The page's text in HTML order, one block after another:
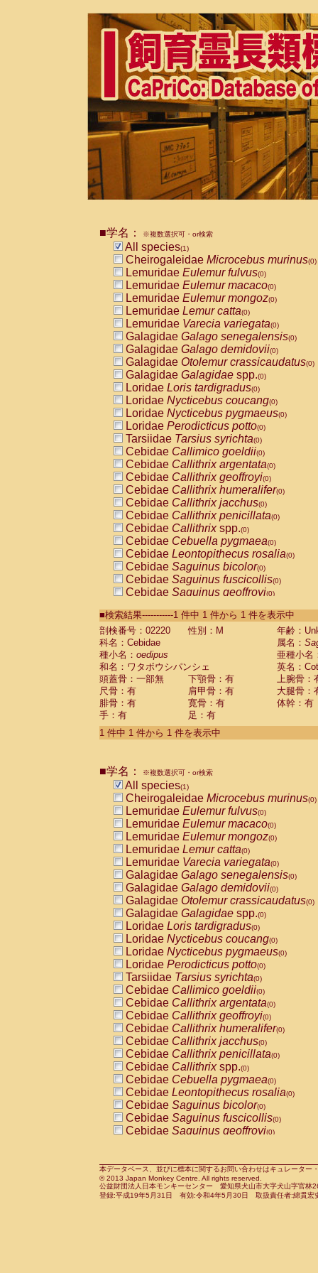
■学名： ※複数選択可・or検索
All species(1)
Cheirogaleidae Microcebus murinus(0)
Lemuridae Eulemur fulvus(0)
Lemuridae Eulemur macaco(0)
Lemuridae Eulemur mongoz(0)
Lemuridae Lemur catta(0)
Lemuridae Varecia variegata(0)
Galagidae Galago senegalensis(0)
Galagidae Galago demidovii(0)
Galagidae Otolemur crassicaudatus(0)
Galagidae Galagidae spp.(0)
Loridae Loris tardigradus(0)
Loridae Nycticebus coucang(0)
Loridae Nycticebus pygmaeus(0)
Loridae Perodicticus potto(0)
Tarsiidae Tarsius syrichta(0)
Cebidae Callimico goeldii(0)
Cebidae Callithrix argentata(0)
Cebidae Callithrix geoffroyi(0)
Cebidae Callithrix humeralifer(0)
Cebidae Callithrix jacchus(0)
Cebidae Callithrix penicillata(0)
Cebidae Callithrixspp.(0)
Cebidae Cebuella pygmaea(0)
Cebidae Leontopithecus rosalia(0)
Cebidae Saguinus bicolor(0)
Cebidae Saguinus fuscicollis(0)
Cebidae Saguinus geoffroyi(0)
CebidaeSaguinus labiatus(0)
Cebidae Saguinus leucopus (0)
Cebidae
Cebidae
CebidaeSaguinus nigricollis (0)
Cebidae Saguinus oedipus
Cebidae Saguinus weddelli
Cebidae Saguinusspp.
Cebidae Aotus trivirgatus
Cebidae Cebus albifrons
CebidaeCebus nigrivittatus
CebidaeCebus
CebidaeSaimiri boliviensis(0)
CebidaeSaimiri sciureus(0)
AtelidaeAlouatta caraya(0)
AtelidaeAlouatta fusca(0)
AtelidaeAlouatta seniculus
AtelidaeAlouattaspp.(0)
AtelidaeAteles belzebuth(0)
AtelidaeAteles geoffroyi(0)
AtelidaeAteles paniscus(0)
AtelidaeAtelesspp.(0)
Atelidae Lagothrix lagothricha
AtelidaeLagothrix lagothricha cana
PitheciidaeCacajao calvus
PitheciidaeCallicebus cupreus
PitheciidaeCallicebus donacophilus
PitheciidaeCallicebus moloch
PitheciidaeCallicebus torquatus
PitheciidaeCallicebusspp.(0)
PitheciidaeChiropotes satanas(0)
PitheciidaePithecia monachus
PitheciidaePithecia pithecia(0)
CercopithecidaeCercocebus agilis
CercopithecidaeCercocebus
CercopithecidaeCercocebus
CercopithecidaeCercocebus
CercopithecidaeCercocebus
CercopithecidaeCercocebushybrid
CercopithecidaePapio anubis(0)
CercopithecidaePapio cynocephalus
CercopithecidaePapio hamadryas(0)
■検索結果-----------1 件中 1 件から 1 件を表示中
剖検番号：02220
性別：M
年齢：
科名：Cebidae
属名：
種小名： oedipus
亜種小名
和名：ワタボウシパンシェ
英名：
頭蓋骨：一部無
下顎骨：有
上腕骨：
尺骨：有
肩甲骨：有
大腿骨：
腓骨：有
寛骨：有
体幹：有
手：有
足：有
1 件中 1 件から 1 件を表示中
■学名： ※複数選択可・or検索
All species(1)
Cheirogaleidae Microcebus murinus(0)
Lemuridae Eulemur fulvus(0)
Lemuridae Eulemur macaco(0)
Lemuridae Eulemur mongoz(0)
Lemuridae Lemur catta(0)
Lemuridae Varecia variegata(0)
Galagidae Galago senegalensis(0)
Galagidae Galago demidovii(0)
Galagidae Otolemur crassicaudatus(0)
Galagidae Galagidae spp.(0)
Loridae Loris tardigradus(0)
Loridae Nycticebus coucang(0)
Loridae Nycticebus pygmaeus(0)
Loridae Perodicticus potto(0)
Tarsiidae Tarsius syrichta(0)
Cebidae Callimico goeldii(0)
Cebidae Callithrix argentata(0)
Cebidae Callithrix geoffroyi(0)
Cebidae Callithrix humeralifer(0)
Cebidae Callithrix jacchus(0)
Cebidae Callithrix penicillata(0)
Cebidae Callithrixspp.(0)
Cebidae Cebuella pygmaea(0)
Cebidae Leontopithecus rosalia(0)
Cebidae Saguinus bicolor(0)
Cebidae Saguinus fuscicollis(0)
Cebidae Saguinus geoffroyi(0)
CebidaeSaguinus leucopus(0)
CebidaeSaguinus midas(0)
Cebidae Saguinus mystax(0)
本データベース、並びに標本に関するお問い合わせはキュレータ
© 2013 Japan Monkey Centre. All rights reserved.
公益財団法人日本モンキーセンター 愛知県犬山市大字犬山字官
登録:平成19年5月31日 有効:令和4年5月30日 取扱責任者:綿貫宏